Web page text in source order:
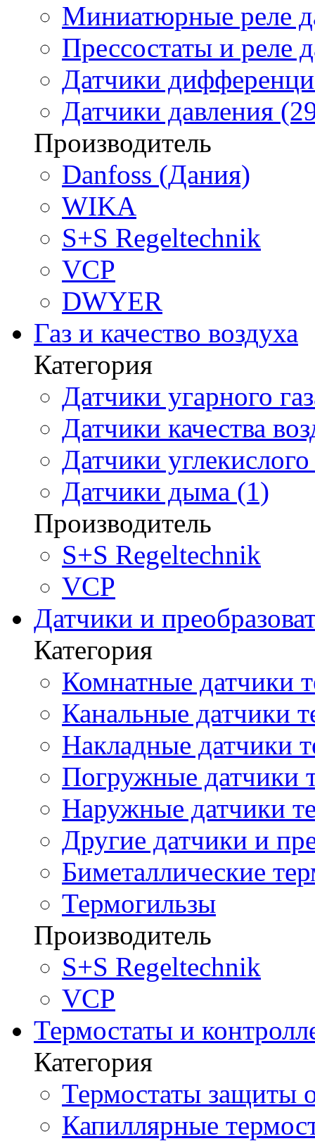
Миниатюрные реле
Прессостаты и реле
Датчики
Датчики давления
Производитель
Danfoss (Дания)
WIKA
S+S Regeltechnik
VCP
DWYER
Газ и качество воздуха
Категория
Датчики угарного
Датчики качества
Датчики
Датчики дыма (1)
Производитель
S+S Regeltechnik
VCP
Датчики и
Категория
Комнатные датчики
Канальные датчики
Накладные датчики
Погружные датчики
Наружные датчики
Другие датчики и
Биметаллические
Термогильзы
Производитель
S+S Regeltechnik
VCP
Термостаты и
Категория
Термостаты защиты
Капиллярные